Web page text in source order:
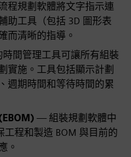
程規劃軟體將文字指示連
助工具（包括 3D 圖形表
而清晰的指導。
間管理工具可讓所有組裝
實施。工具包括顯示計劃
週期時間和等待時間的累
— 組裝規劃軟體中
工程和製造 BOM 與目前的
。